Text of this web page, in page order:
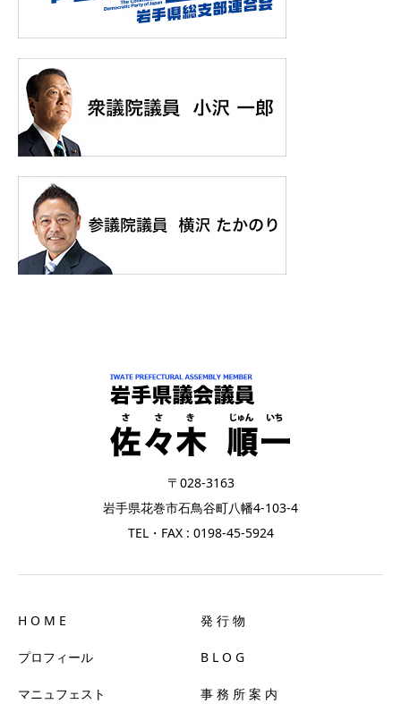
〒028-3163
岩手県花巻市石鳥谷町八幡4-103-4
TEL・FAX : 0198-45-5924
H O M E
プロフィール
マニュフェスト
発 行 物
B L O G
事 務 所 案 内